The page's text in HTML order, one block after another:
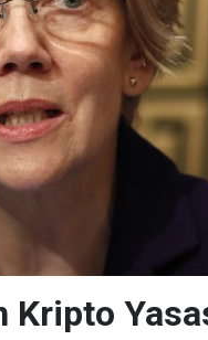
Kripto